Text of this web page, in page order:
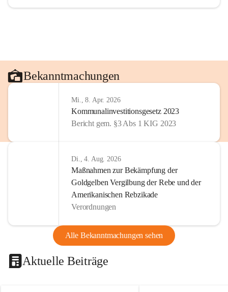
Bekanntmachungen
Mi., 8. Apr. 2026
Kommunalinvestitionsgesetz 2023
Bericht gem. §3 Abs 1 KIG 2023
Di., 4. Aug. 2026
Maßnahmen zur Bekämpfung der
Goldgelben Vergilbung der Rebe und der
Amerikanischen Rebzikade
Verordnungen
Alle Bekanntmachungen sehen
Aktuelle Beiträge